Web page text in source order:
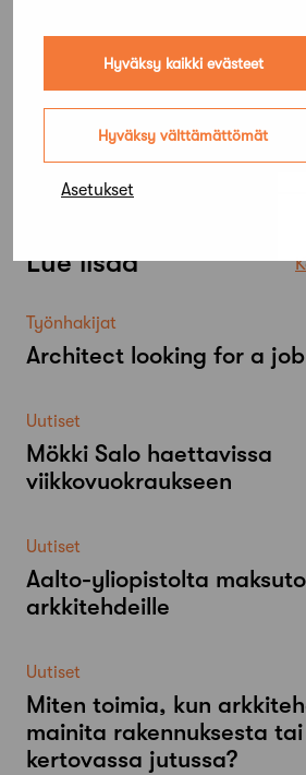
Hyväksy kaikki evästeet
Hyväksy välttämättömät
Asetukset
Lue lisää
Työnhakijat
Architect looking for a job
Uutiset
Mökki Salo haettavissa
viikkovuokraukseen
Uutiset
Aalto-​yliopistolta
arkkitehdeille
Uutiset
Miten toimia, kun
mainita rakennuksesta
kertovassa jutussa?